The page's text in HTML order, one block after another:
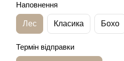
Наповнення
Лес Класика Бохо
Термін відправки